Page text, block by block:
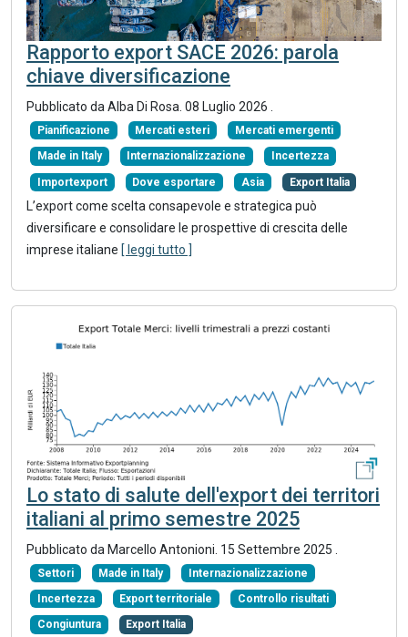
Rapporto export SACE 2026: parola
chiave diversificazione
Pubblicato da Alba Di Rosa. 08 Luglio 2026
Pianificazione Mercati esteri Mercati emergenti
Made in Italy Internazionalizzazione Incertezza
Importexport Dove esportare Asia Export Italia
L’export come scelta consapevole e strategica può
diversificare e consolidare le prospettive di crescita delle
imprese italiane [ leggi tutto ]
Lo stato di salute dell'export dei territori
italiani al primo semestre 2025
Pubblicato da Marcello Antonioni. 15 Settembre 2025
Settori Made in Italy Internazionalizzazione
Incertezza Export territoriale Controllo risultati
Congiuntura Export Italia